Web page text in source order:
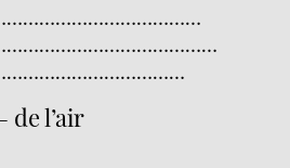
de l’air